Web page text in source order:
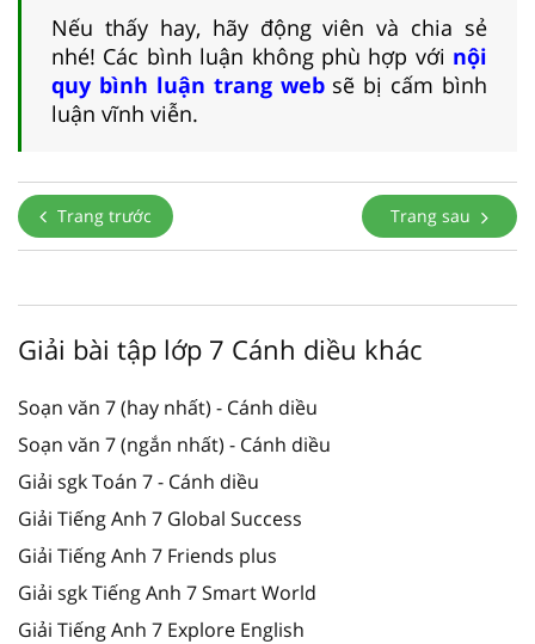
Nếu thấy hay, hãy động viên và chia sẻ
nhé! Các bình luận không phù hợp với nội
quy bình luận trang websẽ bị cấm bình
luận vĩnh viễn.
Trang trước Trang sau
Giải bài tập lớp 7 Cánh diều khác
Soạn văn 7 (hay nhất) - Cánh diều
Soạn văn 7 (ngắn nhất) - Cánh diều
Giải sgk Toán 7 - Cánh diều
Giải Tiếng Anh 7 Global Success
Giải Tiếng Anh 7 Friends plus
Giải sgk Tiếng Anh 7 Smart World
Giải Tiếng Anh 7 Explore English